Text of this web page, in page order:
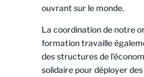
ouvrant sur le monde.
La coordination de notre
formation travaille
des structures de
solidaire pour déployer